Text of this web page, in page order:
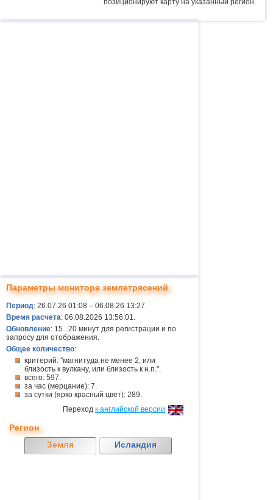
позиционируют карту на указанный регион.
Параметры монитора землетрясений
Период: 26.07.26 01:08 – 06.08.26 13:27.
Время расчета: 06.08.2026 13:56:01.
Обновление: 15...20 минут для регистрации и по
запросу для отображения.
Общее количество:
критерий: "магнитуда не менее 2, или
близость к вулкану, или близость к н.п.".
всего: 597.
за час (мерцание): 7.
за сутки (ярко красный цвет): 289.
Переход к английской версии
Регион
Земля
Исландия